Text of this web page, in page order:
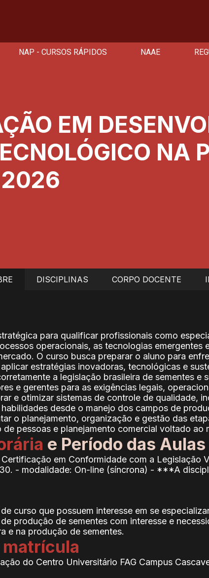
NAP - CURSOS RÁPIDOS NAAE
EM
NA
2026
DISCIPLINAS CORPO DOCENTE
para qualificar profissionais como
operacionais, as tecnologias emergentes
O curso busca preparar o aluno para
estratégias inovadoras, tecnológicas e
a legislação brasileira de sementes e
e gerentes para as exigências legais,
e otimizar sistemas de controle de qualidade,
desde o manejo dos campos de
o planejamento, organização e gestão das
pessoas e planejamento comercial voltado ao
e Período das Aulas
em Conformidade com a Legislação
- modalidade: On-line (síncrona) - ***A
curso que possuem interesse em se
produção de sementes com interesse e
e na produção de sementes.
matrícula
do Centro Universitário FAG Campus